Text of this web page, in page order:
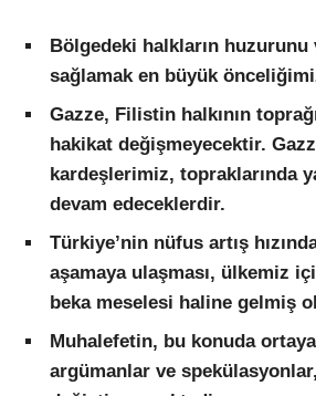
Bölgedeki halkların huzurunu
sağlamak en büyük
Gazze, Filistin halkının
hakikat değişmeyecektir.
kardeşlerimiz, topraklarında
devam edeceklerdir.
Türkiye’nin nüfus artış
aşamaya ulaşması, ülkemiz
beka meselesi haline gelmiş
Muhalefetin, bu konuda
argümanlar ve